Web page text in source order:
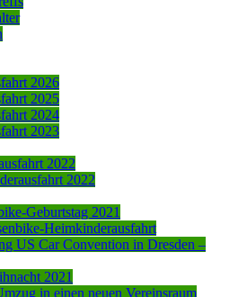
2026
2025
2024
2023
2022
2022
Geburtstag 2021
Heimkinderausfahrt
US Car Convention in Dresden –
2021
in einen neuen Vereinsraum